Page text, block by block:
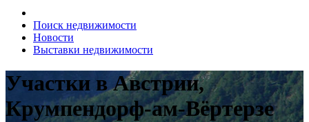
Поиск недвижимости
Новости
Выставки недвижимости
Участки в Австрии,
Крумпендорф-ам-Вёртерзе